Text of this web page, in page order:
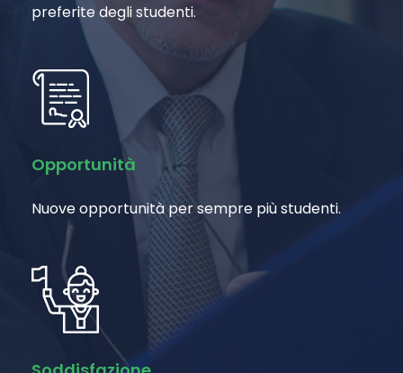
preferite degli studenti.
Opportunità
Nuove opportunità per sempre più studenti.